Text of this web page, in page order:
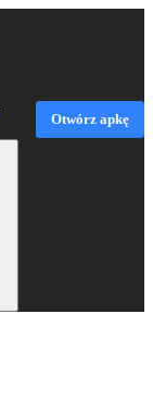
Otwórz apkę